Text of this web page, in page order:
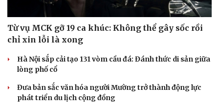
Từ vụ MCK gỡ 19 ca khúc: Không thể gây sốc rồi
chỉ xin lỗi là xong
Hà Nội sắp cải tạo 131 vòm cầu đá: Đánh thức di sản giữa
lòng phố cổ
Đưa bản sắc văn hóa người Mường trở thành động lực
phát triển du lịch cộng đồng